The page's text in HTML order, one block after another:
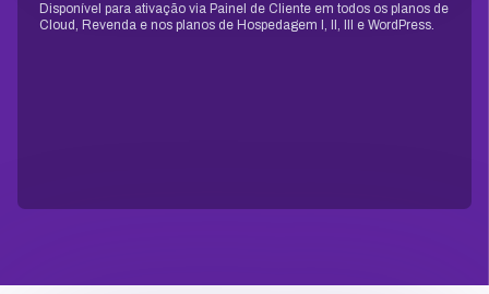
Disponível para ativação via Painel de Cliente em todos os planos de
Cloud, Revenda e nos planos de Hospedagem I, II, III e WordPress.